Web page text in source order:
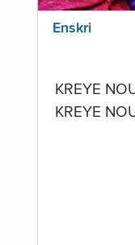
Enskri
KREYE
KREYE